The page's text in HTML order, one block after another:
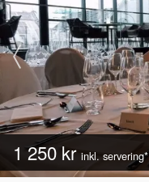
1 250 kr inkl. servering*